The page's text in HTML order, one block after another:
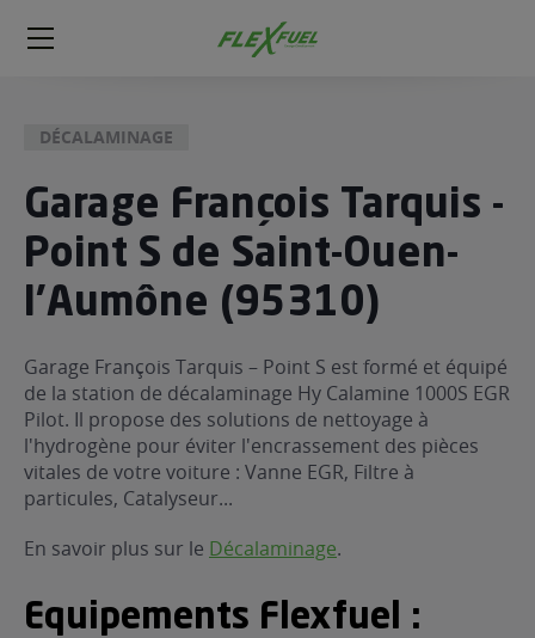
FlexFuel
Méga
le Décalaminage
?
du carburant avec
le Superéthanol
garagiste
garagiste
DÉCALAMINAGE
Garage François Tarquis -
Point S de Saint-Ouen-
l'Aumône (95310)
Garage François Tarquis – Point S est formé et équipé
de la station de décalaminage Hy Calamine 1000S EGR
Pilot. Il propose des solutions de nettoyage à
l'hydrogène pour éviter l'encrassement des pièces
vitales de votre voiture : Vanne EGR, Filtre à
particules, Catalyseur...
En savoir plus sur le Décalaminage.
Equipements Flexfuel :